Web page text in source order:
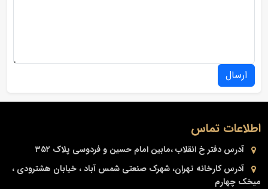
ارسال
اطلاعات تماس
آدرس دفتر خ انقلاب ،مابین امام حسین و فردوسی پلاک ۳۵۲
آدرس کارخانه تهران، شهرک صنعتی شمس آباد ، خیابان هشترودی ،
میخک چهارم